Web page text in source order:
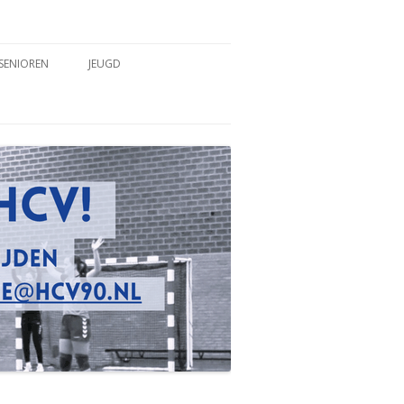
SENIOREN
TRAININGSTIJDEN
WEDSTRIJDVERSLAGEN
JEUGD
TRAININGSTIJDEN
WEDSTRIJDVERSLAGEN
SPELREGELS